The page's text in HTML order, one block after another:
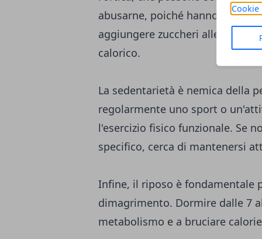
Cookie
abusarne, poiché hanno
aggiungere zuccheri alle
calorico.
La sedentarietà è nemica della
regolarmente uno sport o
l'esercizio fisico funzionale. Se
specifico, cerca di mantenersi
Infine, il riposo è fondamentale
dimagrimento. Dormire dalle 7
metabolismo e a bruciare